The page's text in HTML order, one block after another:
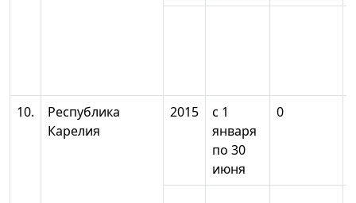
10.
Республика
Карелия
2015
с 1
января
по 30
июня
0